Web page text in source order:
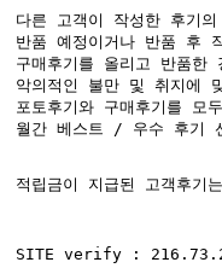
다른 고객이 작성한 후기
반품 예정이거나 반품 후
구매후기를 올리고 반품한
악의적인 불만 및 취지에
포토후기와 구매후기를 모
월간 베스트 / 우수 후기
적립금이 지급된 고객후기
SITE verify :